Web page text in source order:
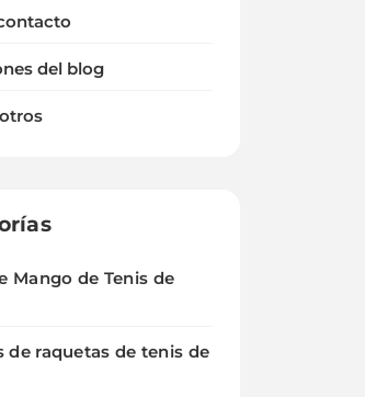
del blog
Mango de Tenis de
de raquetas de tenis de